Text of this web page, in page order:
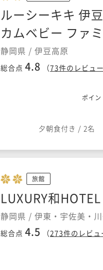
ルーシーキキ 伊
カムベビー ファ
天風呂付き客室の
静岡県 / 伊豆高原
総合点 4.8 （73件のレビュー
ポイ
夕朝食付き / 2名
旅館
LUXURY和
静岡県 / 伊東・宇佐美・
総合点 4.5 （273件のレビュ